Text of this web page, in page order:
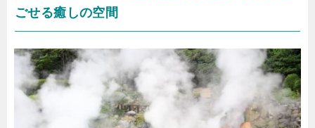
ごせる癒しの空間